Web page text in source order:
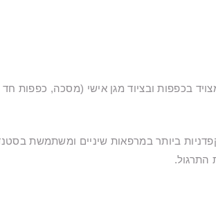
בכפפות ובציוד מגן אישי (מסכה, כפפות
ביותר במרפאות שיניים ומשתמשת
התרגול.